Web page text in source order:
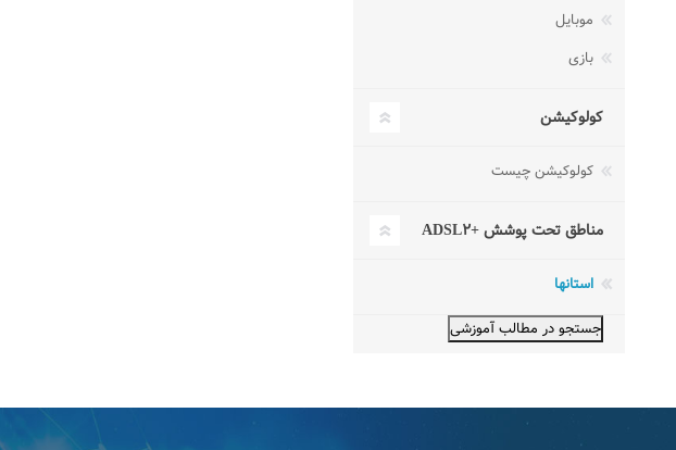
موبایل
بازی
کولوکیشن
کولوکیشن چیست
مناطق تحت پوشش +ADSL۲
استانها